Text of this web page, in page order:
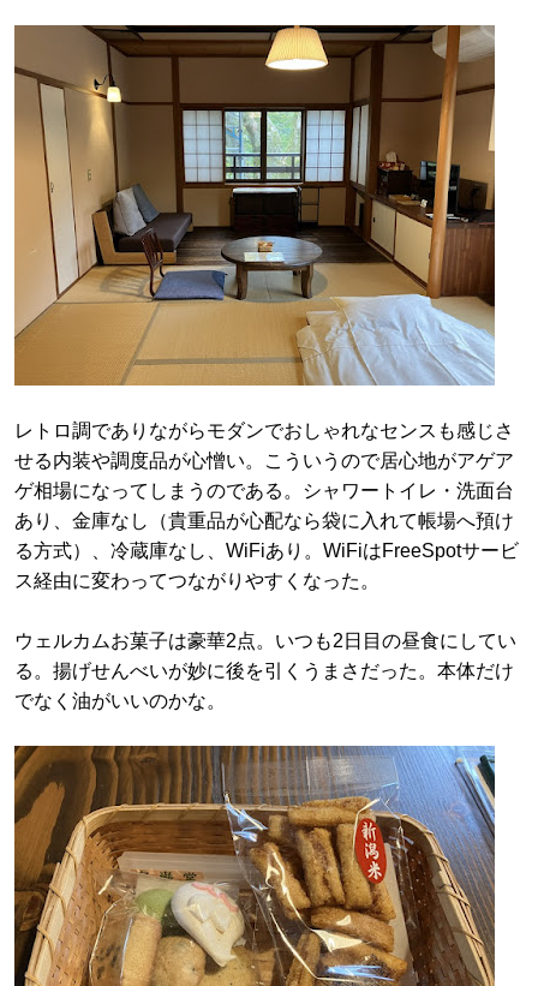
レトロ調でありながらモダンでおしゃれなセンスも感じさ
せる内装や調度品が心憎い。こういうので居心地がアゲア
ゲ相場になってしまうのである。シャワートイレ・洗面台
あり、金庫なし（貴重品が心配なら袋に入れて帳場へ預け
る方式）、冷蔵庫なし、WiFiあり。WiFiはFreeSpotサービ
ス経由に変わってつながりやすくなった。
ウェルカムお菓子は豪華2点。いつも2日目の昼食にしてい
る。揚げせんべいが妙に後を引くうまさだった。本体だけ
でなく油がいいのかな。